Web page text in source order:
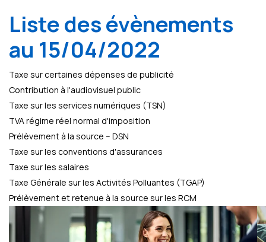
Liste des évènements
au 15/04/2022
Taxe sur certaines dépenses de publicité
Contribution à l'audiovisuel public
Taxe sur les services numériques (TSN)
TVA régime réel normal d'imposition
Prélèvement à la source – DSN
Taxe sur les conventions d'assurances
Taxe sur les salaires
Taxe Générale sur les Activités Polluantes (TGAP)
Prélèvement et retenue à la source sur les RCM